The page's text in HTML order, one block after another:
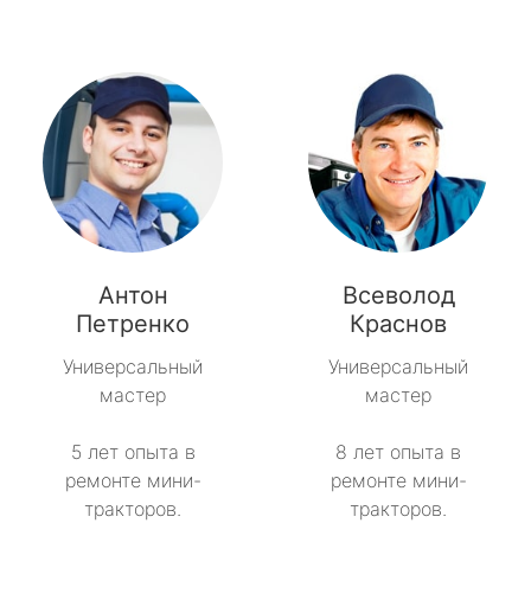
Антон
Петренко
Универсальный
мастер
5 лет опыта в
ремонте мини-
тракторов.
Всеволод
Краснов
Универсальный
мастер
8 лет опыта в
ремонте мини-
тракторов.